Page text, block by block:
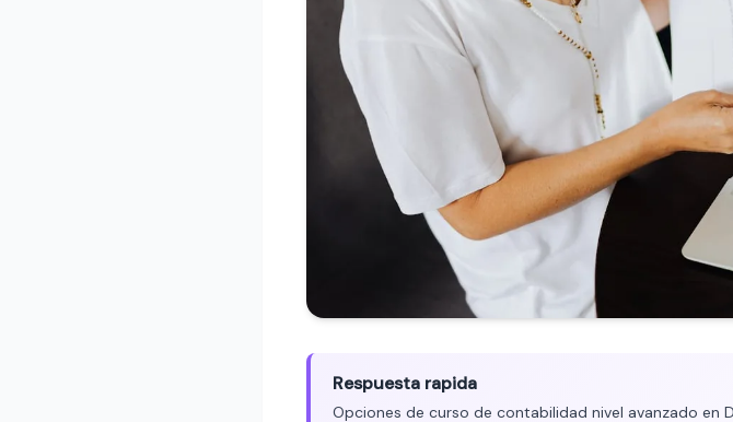
Respuesta rapida
Opciones de curso de contabilidad nivel avanzado en